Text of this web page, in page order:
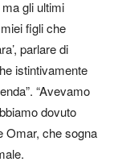
gli ultimi
figli che
parlare di
istintivamente
“Avevamo
dovuto
Omar, che sogna